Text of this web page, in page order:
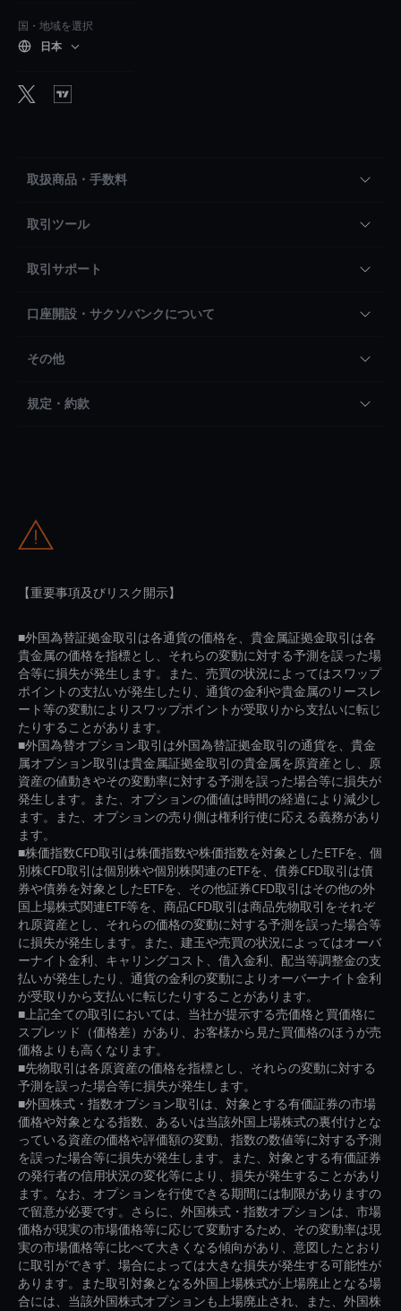
国・地域を選択
日本
取扱商品・手数料
取引ツール
取引サポート
口座開設・サクソバンクについて
その他
規定・約款
【重要事項及びリスク開示】
■外国為替証拠金取引は各通貨の価格を、貴金属証拠金取引は各
貴金属の価格を指標とし、それらの変動に対する予測を誤った場
合等に損失が発生します。また、売買の状況によってはスワップ
ポイントの支払いが発生したり、通貨の金利や貴金属のリースレ
ート等の変動によりスワップポイントが受取りから支払いに転じ
たりすることがあります。
■外国為替オプション取引は外国為替証拠金取引の通貨を、貴金
属オプション取引は貴金属証拠金取引の貴金属を原資産とし、原
資産の値動きやその変動率に対する予測を誤った場合等に損失が
発生します。また、オプションの価値は時間の経過により減少し
ます。また、オプションの売り側は権利行使に応える義務があり
ます。
■株価指数CFD取引は株価指数や株価指数を対象としたETFを、個
別株CFD取引は個別株や個別株関連のETFを、債券CFD取引は債
券や債券を対象としたETFを、その他証券CFD取引はその他の外
国上場株式関連ETF等を、商品CFD取引は商品先物取引をそれぞ
れ原資産とし、それらの価格の変動に対する予測を誤った場合等
に損失が発生します。また、建玉や売買の状況によってはオーバ
ーナイト金利、キャリングコスト、借入金利、配当等調整金の支
払いが発生したり、通貨の金利の変動によりオーバーナイト金利
が受取りから支払いに転じたりすることがあります。
■上記全ての取引においては、当社が提示する売価格と買価格に
スプレッド（価格差）があり、お客様から見た買価格のほうが売
価格よりも高くなります。
■先物取引は各原資産の価格を指標とし、それらの変動に対する
予測を誤った場合等に損失が発生します。
■外国株式・指数オプション取引は、対象とする有価証券の市場
価格や対象となる指数、あるいは当該外国上場株式の裏付けとな
っている資産の価格や評価額の変動、指数の数値等に対する予測
を誤った場合等に損失が発生します。また、対象とする有価証券
の発行者の信用状況の変化等により、損失が発生することがあり
ます。なお、オプションを行使できる期間には制限がありますの
で留意が必要です。さらに、外国株式・指数オプションは、市場
価格が現実の市場価格等に応じて変動するため、その変動率は現
実の市場価格等に比べて大きくなる傾向があり、意図したとおり
に取引ができず、場合によっては大きな損失が発生する可能性が
あります。また取引対象となる外国上場株式が上場廃止となる場
合には、当該外国株式オプションも上場廃止され、また、外国株